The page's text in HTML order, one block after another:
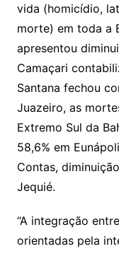
vida (homicídio,
morte) em toda a
apresentou
Camaçari
Santana fechou
Juazeiro, as
Extremo Sul da
58,6% em
Contas,
Jequié.
“A integração
orientadas pela